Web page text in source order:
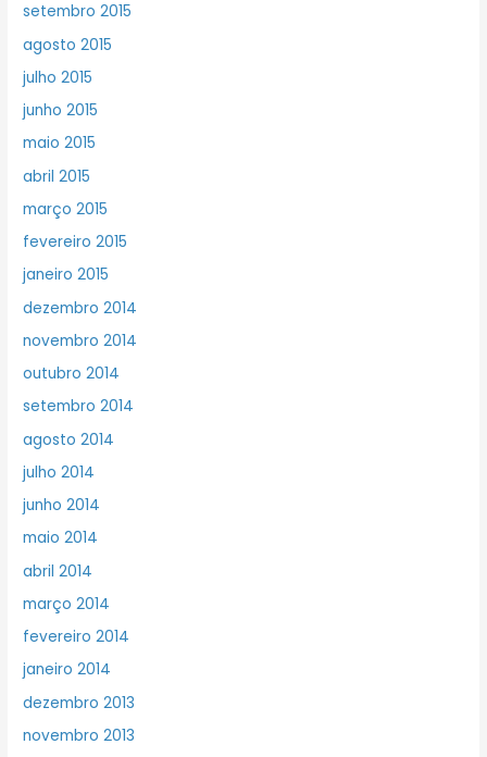
setembro 2015
agosto 2015
julho 2015
junho 2015
maio 2015
abril 2015
março 2015
fevereiro 2015
janeiro 2015
dezembro 2014
novembro 2014
outubro 2014
setembro 2014
agosto 2014
julho 2014
junho 2014
maio 2014
abril 2014
março 2014
fevereiro 2014
janeiro 2014
dezembro 2013
novembro 2013